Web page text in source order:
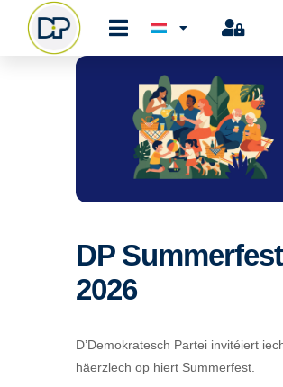
DP Summerfest
2026
D’Demokratesch Partei invitéiert
häerzlech op hiert Summerfest.